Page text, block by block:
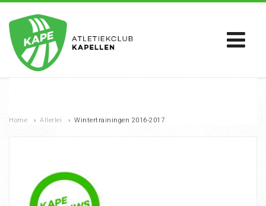
Home › Allerlei › Wintertrainingen 2016-2017